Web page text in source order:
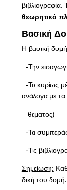
θεωρητικό
Βασική
Η βασική δομή
-Την
-Το κυρίως
ανάλογα με
θέματος)
-Τα
-Τις
Σημείωση:
δική του δομή.